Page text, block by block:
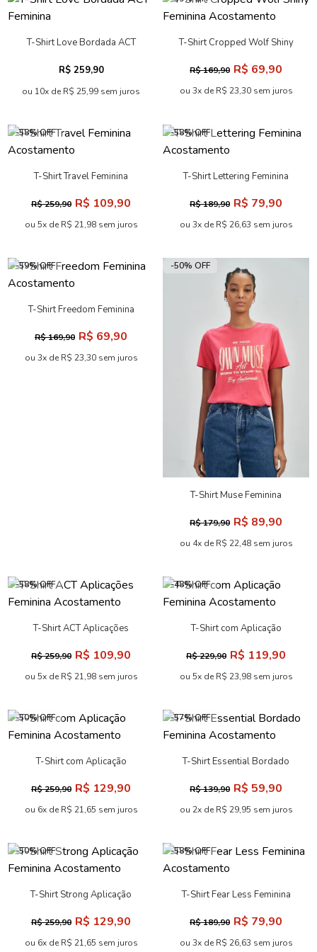
T-Shirt Love Bordada ACT
R$ 259,90
ou 10x de R$ 25,99 sem juros
T-Shirt Cropped Wolf Shiny
R$ 169,90 R$ 69,90
ou 3x de R$ 23,30 sem juros
-58% OFF
T-Shirt Travel Feminina
R$ 259,90 R$ 109,90
ou 5x de R$ 21,98 sem juros
-58% OFF
T-Shirt Lettering Feminina
R$ 189,90 R$ 79,90
ou 3x de R$ 26,63 sem juros
-59% OFF
T-Shirt Freedom Feminina
R$ 169,90 R$ 69,90
ou 3x de R$ 23,30 sem juros
-50% OFF
T-Shirt Muse Feminina
R$ 179,90 R$ 89,90
ou 4x de R$ 22,48 sem juros
-58% OFF
T-Shirt ACT Aplicações
R$ 259,90 R$ 109,90
ou 5x de R$ 21,98 sem juros
-48% OFF
T-Shirt com Aplicação
R$ 229,90 R$ 119,90
ou 5x de R$ 23,98 sem juros
-50% OFF
T-Shirt com Aplicação
R$ 259,90 R$ 129,90
ou 6x de R$ 21,65 sem juros
-57% OFF
T-Shirt Essential Bordado
R$ 139,90 R$ 59,90
ou 2x de R$ 29,95 sem juros
-50% OFF
T-Shirt Strong Aplicação
R$ 259,90 R$ 129,90
ou 6x de R$ 21,65 sem juros
-58% OFF
T-Shirt Fear Less Feminina
R$ 189,90 R$ 79,90
ou 3x de R$ 26,63 sem juros